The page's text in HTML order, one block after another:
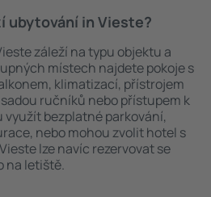
ubytování in Vieste?
záleží na typu objektu a
místech najdete pokoje s
klimatizací, přístrojem
ručníků nebo přístupem k
bezplatné parkování,
nebo mohou zvolit hotel s
lze navíc rezervovat se
na letiště.